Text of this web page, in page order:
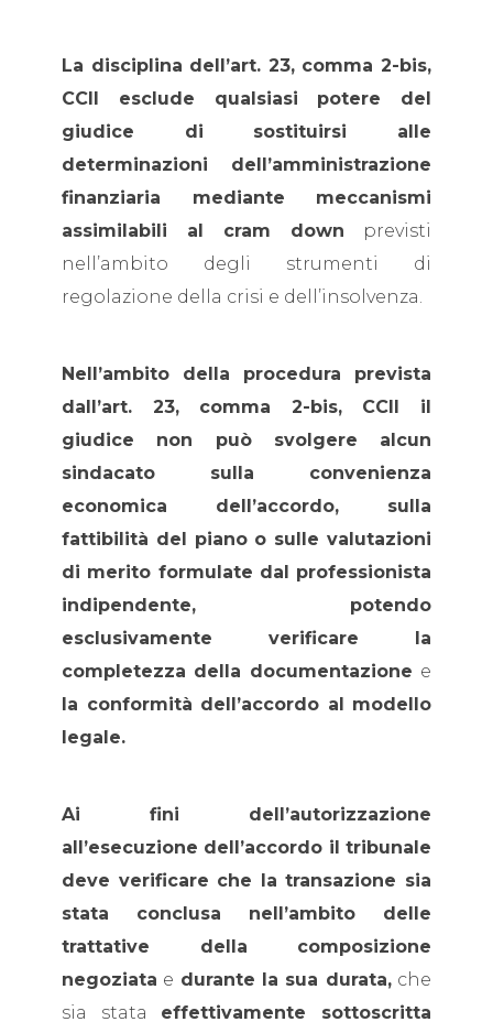
La disciplina dell’art. 23, comma 2-bis,
CCII esclude qualsiasi potere del
giudice di sostituirsi alle
determinazioni dell’amministrazione
finanziaria mediante meccanismi
assimilabili al cram down previsti
nell’ambito degli strumenti di
regolazione della crisi e dell’insolvenza.
Nell’ambito della procedura prevista
dall’art. 23, comma 2-bis, CCII il
giudice non può svolgere alcun
sindacato sulla convenienza
economica dell’accordo, sulla
fattibilità del piano o sulle valutazioni
di merito formulate dal professionista
indipendente, potendo
esclusivamente verificare la
completezza della documentazione e
la conformità dell’accordo al modello
legale.
Ai fini dell’autorizzazione
all’esecuzione dell’accordo il tribunale
deve verificare che la transazione sia
stata conclusa nell’ambito delle
trattative della composizione
negoziata e durante la sua durata,che
sia stata effettivamente sottoscritta